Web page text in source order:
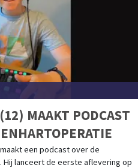
MAAKT PODCAST
een podcast over de
lanceert de eerste aflevering op